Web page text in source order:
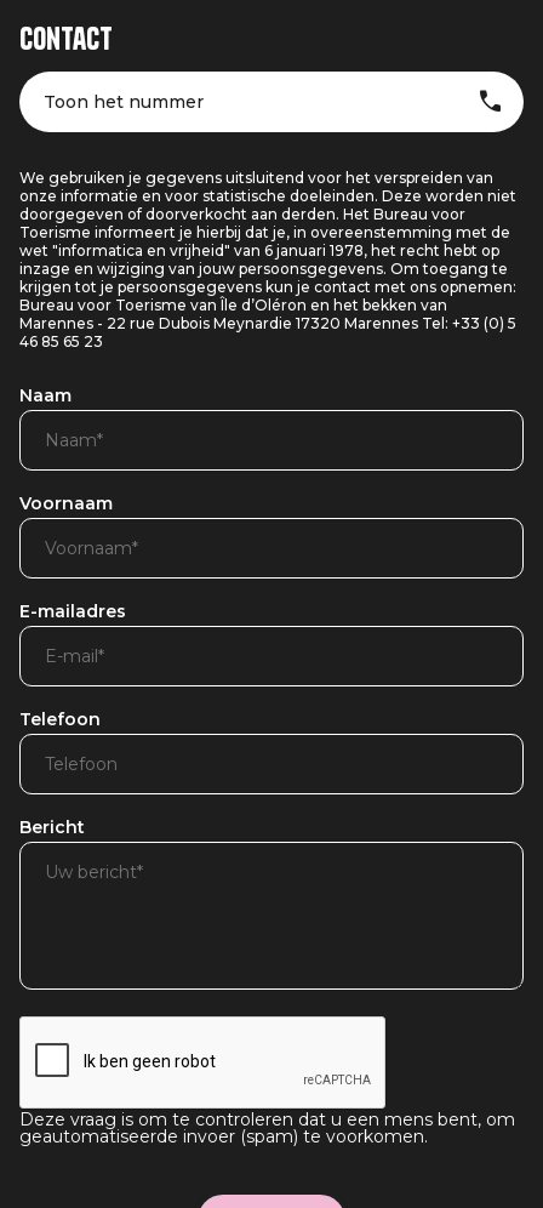
Contact
Toon het nummer
We gebruiken je gegevens uitsluitend voor het verspreiden van
onze informatie en voor statistische doeleinden. Deze worden niet
doorgegeven of doorverkocht aan derden. Het Bureau voor
Toerisme informeert je hierbij dat je, in overeenstemming met de
wet "informatica en vrijheid" van 6 januari 1978, het recht hebt op
inzage en wijziging van jouw persoonsgegevens. Om toegang te
krijgen tot je persoonsgegevens kun je contact met ons opnemen:
Bureau voor Toerisme van Île d’Oléron en het bekken van
Marennes - 22 rue Dubois Meynardie 17320 Marennes Tel: +33 (0) 5
46 85 65 23
Naam
Voornaam
E-mailadres
Telefoon
Bericht
Deze vraag is om te controleren dat u een mens bent, om
geautomatiseerde invoer (spam) te voorkomen.